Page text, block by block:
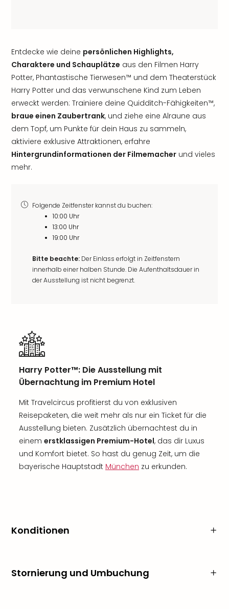
Entdecke wie deine persönlichen Highlights,
Charaktere und Schauplätze aus den Filmen Harry
Potter, Phantastische Tierwesen™ und dem Theaterstück
Harry Potter und das verwunschene Kind zum Leben
erweckt werden: Trainiere deine Quidditch-Fähigkeiten™,
braue einen Zaubertrank, und ziehe eine Alraune aus
dem Topf, um Punkte für dein Haus zu sammeln,
aktiviere exklusive Attraktionen, erfahre
Hintergrundinformationen der Filmemacher und vieles
mehr.
Folgende Zeitfenster kannst du buchen:
10:00 Uhr
13:00 Uhr
19:00 Uhr
Bitte beachte: Der Einlass erfolgt in Zeitfenstern
innerhalb einer halben Stunde. Die Aufenthaltsdauer in
der Ausstellung ist nicht begrenzt.
Harry Potter™: Die Ausstellung mit
Übernachtung im Premium Hotel
Mit Travelcircus profitierst du von exklusiven
Reisepaketen, die weit mehr als nur ein Ticket für die
Ausstellung bieten. Zusätzlich übernachtest du in
einem erstklassigen Premium-Hotel, das dir Luxus
und Komfort bietet. So hast du genug Zeit, um die
bayerische Hauptstadt München zu erkunden.
Konditionen
Stornierung und Umbuchung